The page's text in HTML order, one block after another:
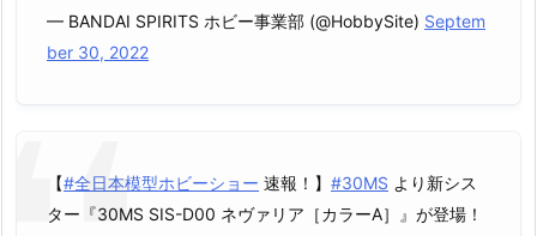
— BANDAI SPIRITS ホビー事業部 (@HobbySite) Septem
ber 30, 2022
【#全日本模型ホビーショー 速報！】 #30MS より新シス
ター『30MS SIS-D00 ネヴァリア［カラーA］』が登場！